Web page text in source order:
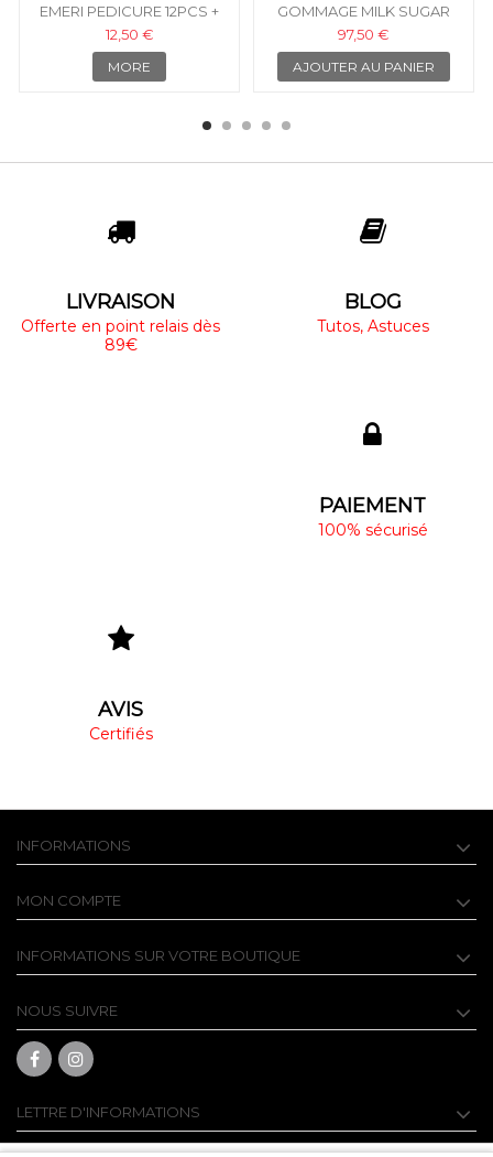
EMERI PEDICURE 12PCS +
MANDRIN
12,50 €
MORE
GOMMAGE MILK SUGAR
GALON
97,50 €
AJOUTER AU PANIER
LIVRAISON
Offerte en point relais dès
89€
BLOG
Tutos, Astuces
PAIEMENT
100% sécurisé
AVIS
Certifiés
INFORMATIONS
MON COMPTE
INFORMATIONS SUR VOTRE BOUTIQUE
NOUS SUIVRE
LETTRE D'INFORMATIONS